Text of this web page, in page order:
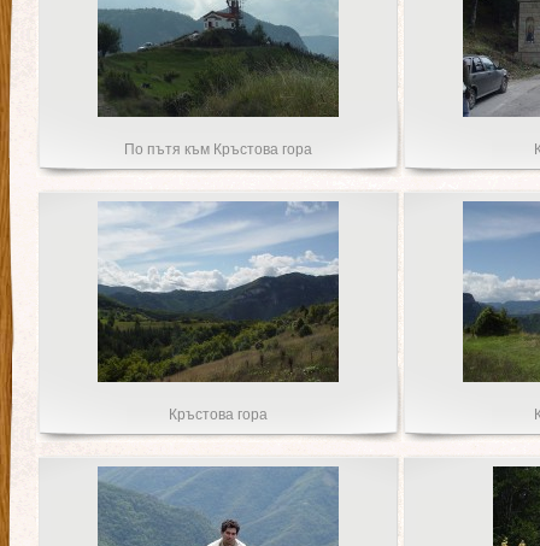
По пътя към Кръстова гора
Кръстова гора